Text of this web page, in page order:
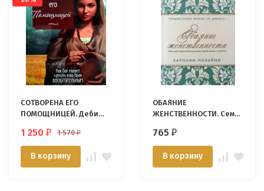
СОТВОРЕНА ЕГО
ПОМОЩНИЦЕЙ. Деби
1 250 ₽ 1 570₽
В корзину
ОБАЯНИЕ
ЖЕНСТВЕННОСТИ. Семь
благочестивой жены и
матери. Каролин
Махейни
765 ₽
В корзину